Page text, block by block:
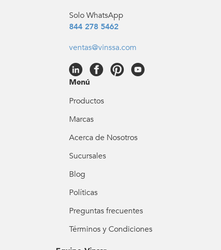
Solo WhatsApp
844 278 5462
ventas@vinssa.com
Menú
Productos
Marcas
Acerca de Nosotros
Sucursales
Blog
Políticas
Preguntas frecuentes
Términos y Condiciones